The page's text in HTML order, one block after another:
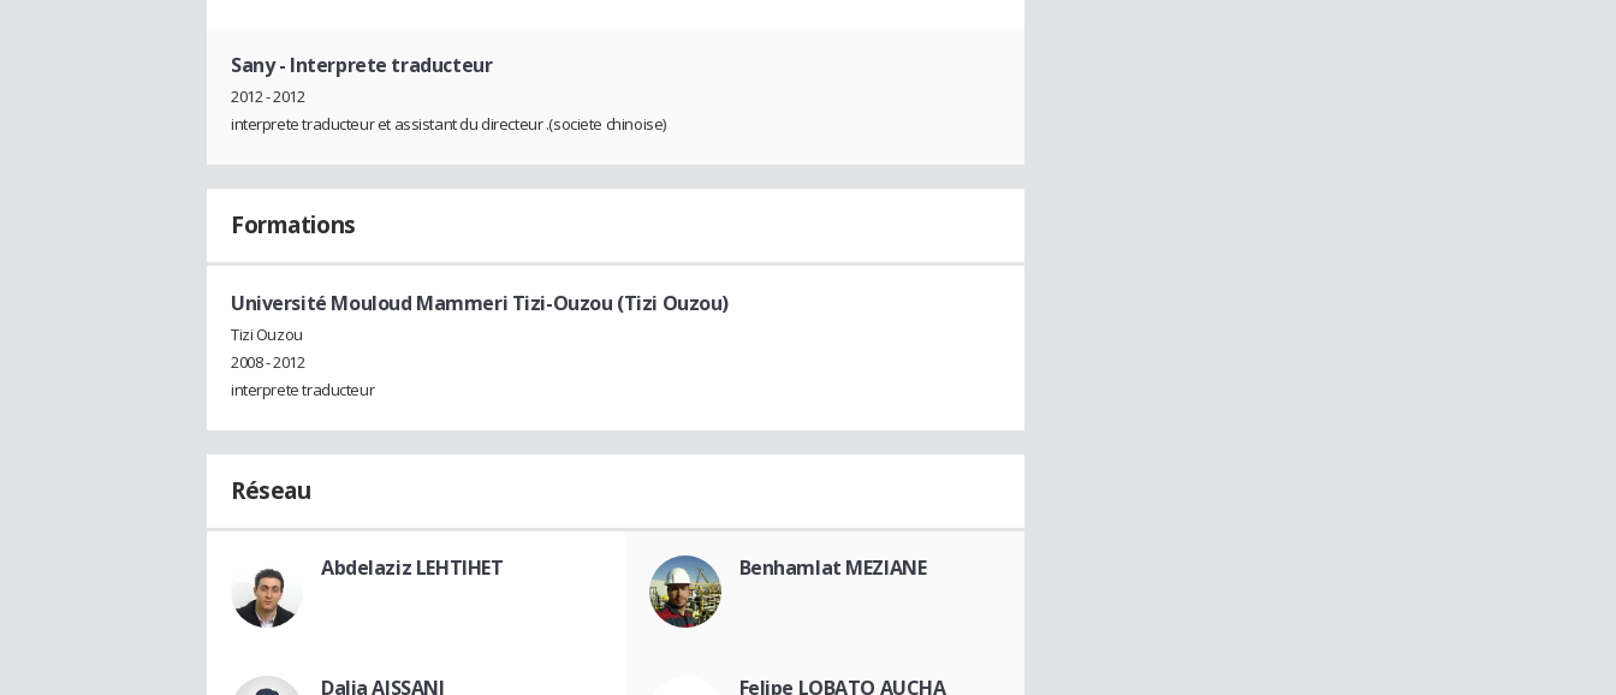
Sany- Interprete traducteur
2012 - 2012
interprete traducteur et assistant du directeur .(societe chinoise)
Formations
Université Mouloud Mammeri Tizi-Ouzou (Tizi Ouzou)
Tizi Ouzou
2008 - 2012
interprete traducteur
Réseau
Abdelaziz LEHTIHET Benhamlat MEZIANE
Dalia AISSANI Felipe LOBATO AUCHA